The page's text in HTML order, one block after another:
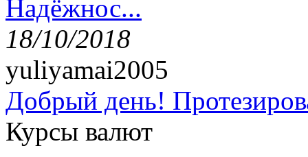
Надёжнос...
18/10/2018
yuliyamai2005
Добрый день!
Курсы валют